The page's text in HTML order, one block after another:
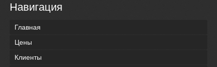
Навигация
Главная
Цены
Клиенты